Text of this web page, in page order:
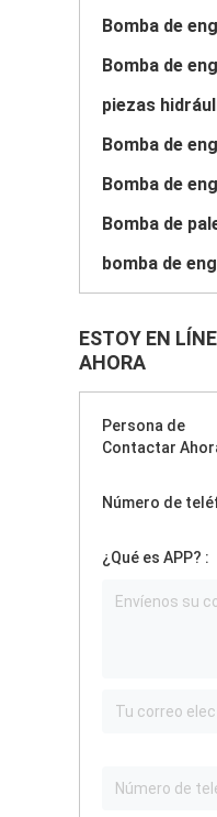
Bomba de
Bomba de
Bomba de
Bomba de
bomba de
ESTOY EN
AHORA
Persona de
Contactar
Número de
¿Qué es APP? :